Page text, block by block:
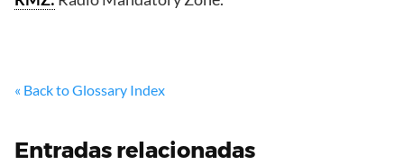
« Back to Glossary Index
Entradas relacionadas